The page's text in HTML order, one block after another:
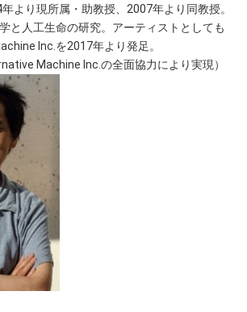
より現所属・助教授、2007年より同教授。
と人工生命の研究。アーティストとしても
Inc.を2017年より発足。
Machine Inc.の全面協力により実現）